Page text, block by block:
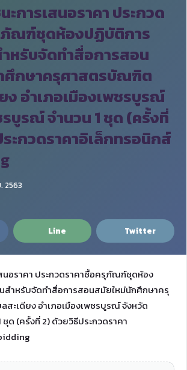
ะการเสนอราคา ประกวด
ภัณฑ์ชุดห้องปฏิบัติการ
หรับจัดทำสื่อการสอน
ศึกษาครุศาสตรบัณฑิต
ง อำเภอเมืองเพชรบูรณ์
บูรณ์ จำนวน 1 ชุด (ครั้งที่
ะกวดราคาอิเล็กทรอนิกส์
2563
Line Twitter
นอราคา ประกวดราคาซื้อครุภัณฑ์ชุดห้อง
สำหรับจัดทำสื่อการสอนสมัยใหม่นักศึกษาครุ
ะเดียง อำเภอเมืองเพชรบูรณ์ จังหวัด
ด (ครั้งที่ 2) ด้วยวิธีประกวดราคา